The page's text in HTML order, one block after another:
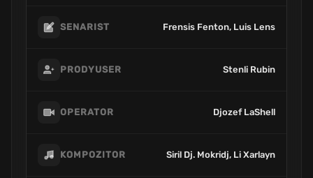
SENARIST Frensis Fenton, Luis Lens
PRODYUSER Stenli Rubin
OPERATOR Djozef LaShell
KOMPOZITOR Siril Dj. Mokridj, Li Xarlayn